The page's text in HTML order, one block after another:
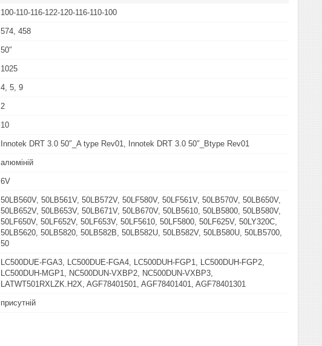
100-110-116-122-120-116-110-100
574, 458
50″
1025
4, 5, 9
2
10
Innotek DRT 3.0 50″_A type Rev01, Innotek DRT 3.0 50″_Btype Rev01
алюміній
6V
50LB560V, 50LB561V, 50LB572V, 50LF580V, 50LF561V, 50LB570V, 50LB650V,
50LB652V, 50LB653V, 50LB671V, 50LB670V, 50LB5610, 50LB5800, 50LB580V,
50LF650V, 50LF652V, 50LF653V, 50LF5610, 50LF5800, 50LF625V, 50LY320C,
50LB5620, 50LB5820, 50LB582B, 50LB582U, 50LB582V, 50LB580U, 50LB5700,
50
LC500DUE-FGA3, LC500DUE-FGA4, LC500DUH-FGP1, LC500DUH-FGP2,
LC500DUH-MGP1, NC500DUN-VXBP2, NC500DUN-VXBP3,
LATWT501RXLZK.H2X, AGF78401501, AGF78401401, AGF78401301
присутній